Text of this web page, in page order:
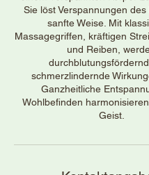
Sie löst Verspannungen
sanfte Weise. Mit
Massagegriffen, kräftigen
und Reiben,
schmerzlindernde
Ganzheitliche
Wohlbefinden
Geist.